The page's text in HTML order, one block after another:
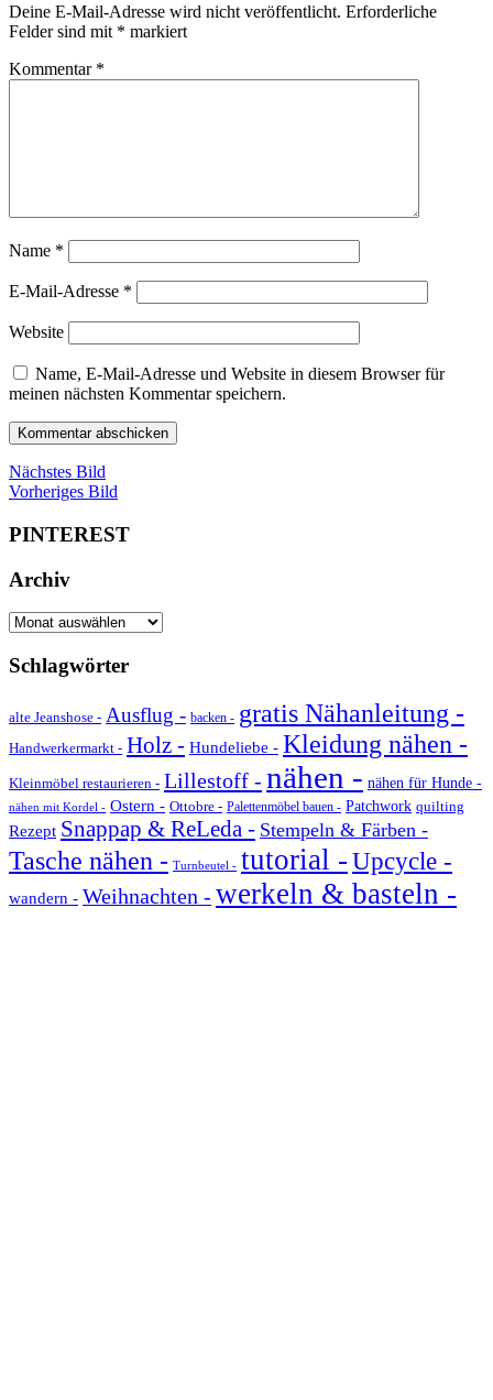
Deine E-Mail-Adresse wird nicht veröffentlicht. Erforderliche
Felder sind mit * markiert
Kommentar *
Name *
E-Mail-Adresse *
Website
Name, E-Mail-Adresse und Website in diesem Browser für
meinen nächsten Kommentar speichern.
Nächstes Bild
Vorheriges Bild
PINTEREST
Archiv
Archiv
Schlagwörter
alte Jeanshose - Ausflug - backen - gratis Nähanleitung -
Handwerkermarkt - Holz - Hundeliebe - Kleidung nähen -
Kleinmöbel restaurieren - Lillestoff - nähen - nähen für Hunde -
nähen mit Kordel - Ostern - Ottobre - Palettenmöbel bauen - Patchwork quilting
Rezept Snappap & ReLeda - Stempeln & Färben -
Tasche nähen - Turnbeutel - tutorial -Upcycle -
wandern - Weihnachten - werkeln & basteln -